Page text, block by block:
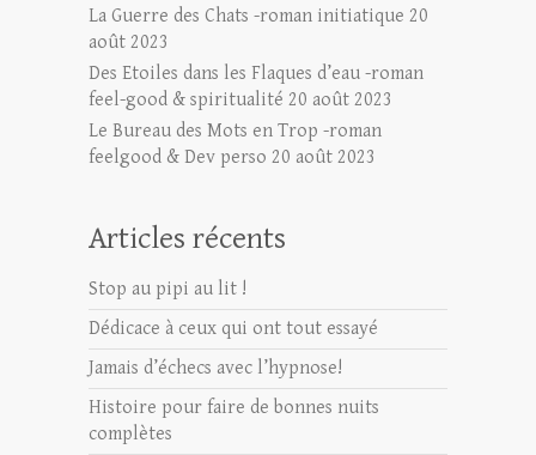
La Guerre des Chats -roman initiatique 20
août 2023
Des Etoiles dans les Flaques d’eau -roman
feel-good & spiritualité 20 août 2023
Le Bureau des Mots en Trop -roman
feelgood & Dev perso 20 août 2023
Articles récents
Stop au pipi au lit !
Dédicace à ceux qui ont tout essayé
Jamais d’échecs avec l’hypnose!
Histoire pour faire de bonnes nuits
complètes